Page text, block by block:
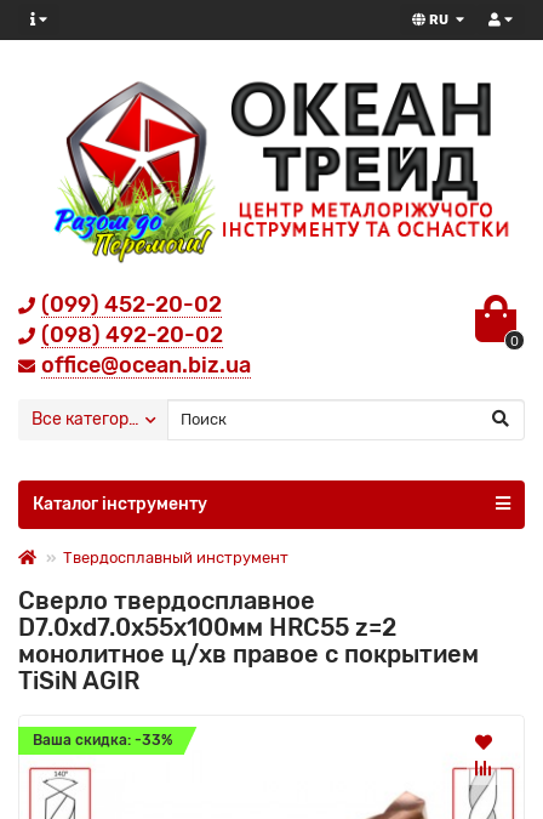
RU
(099) 452-20-02
(098) 492-20-02
office@ocean.biz.ua
0
Все категории
Каталог інструменту
Твердосплавный инструмент
Сверло твердосплавное
D7.0xd7.0х55х100мм HRC55 z=2
монолитное ц/хв правое с покрытием
TiSiN AGIR
Ваша скидка: -33%